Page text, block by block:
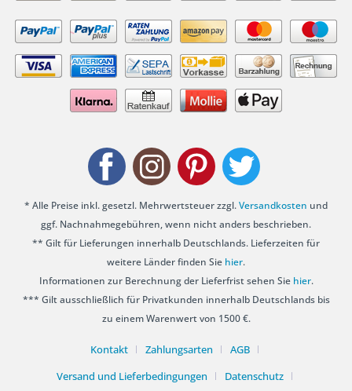
* Alle Preise inkl. gesetzl. Mehrwertsteuer zzgl.Versandkosten und
ggf. Nachnahmegebühren, wenn nicht anders beschrieben.
** Gilt für Lieferungen innerhalb Deutschlands. Lieferzeiten für
weitere Länder finden Sie hier.
Informationen zur Berechnung der Lieferfrist sehen Sie hier.
*** Gilt ausschließlich für Privatkunden innerhalb Deutschlands bis
zu einem Warenwert von 1500 €.
Kontakt Zahlungsarten
AGB
Versand und Lieferbedingungen
Datenschutz